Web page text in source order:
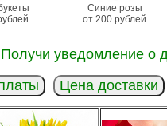
Синие розы
от 200 рублей
уведомление о
Цена доставки